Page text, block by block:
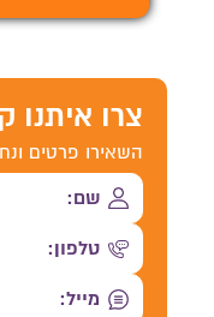
צרו איתנו
השאירו פרטים